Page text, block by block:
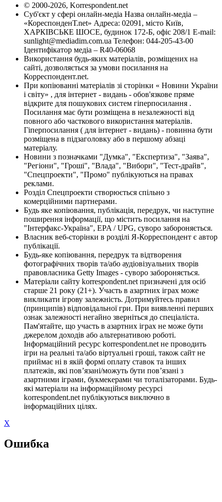
© 2000-2026, Korrespondent.net
Суб'єкт у сфері онлайн-медіа Назва онлайн-медіа –
«КореспонденТ.net» Адреса: 02091, місто Київ,
ХАРКІВСЬКЕ ШОСЕ, будинок 172-Б, офіс 208/1 E-mail:
sunlight@mediadim.com.ua Телефон: 044-205-43-00
Ідентифікатор медіа – R40-06068
Використання будь-яких матеріалів, розміщених на
сайті, дозволяється за умови посилання на
Корреспондент.net.
При копіюванні матеріалів зі сторінки « Новини України
і світу» , для інтернет - видань - обов'язкове пряме
відкрите для пошукових систем гіперпосилання .
Посилання має бути розміщена в незалежності від
повного або часткового використання матеріалів.
Гіперпосилання ( для інтернет - видань) - повинна бути
розміщена в підзаголовку або в першому абзаці
матеріалу.
Новини з позначками "Думка", "Експертиза", "Заява",
"Регіони", "Гроші", "Влада", "Вибори", "Тест-драйв",
"Спецпроекти", "Промо" публікуються на правах
реклами.
Розділ Спецпроекти створюється спільно з
комерційними партнерами.
Будь яке копіювання, публікація, передрук, чи наступне
поширення інформації, що містить посилання на
"Інтерфакс-Україна", EPA / UPG, суворо забороняється.
Власник веб-сторінки в розділі Я-Корреспондент є автор
публікації.
Будь-яке копіювання, передрук та відтворення
фотографічних творів та/або аудіовізуальних творів
правовласника Getty Images - суворо забороняється.
Матеріали сайту korrespondent.net призначені для осіб
старше 21 року (21+). Участь в азартних іграх може
викликати ігрову залежність. Дотримуйтесь правил
(принципів) відповідальної гри. При виявленні перших
ознак залежності негайно зверніться до спеціаліста.
Пам'ятайте, що участь в азартних іграх не може бути
джерелом доходів або альтернативою роботі.
Інформаційний ресурс korrespondent.net не проводить
ігри на реальні та/або віртуальні гроші, також сайт не
приймає ні в якій формі оплату ставок та інших
платежів, які пов’язані/можуть бути пов’язані з
азартними іграми, букмекерами чи тоталізаторами. Будь-
які матеріали на інформаційному ресурсі
korrespondent.net публікуються виключно в
інформаційних цілях.
X
Ошибка